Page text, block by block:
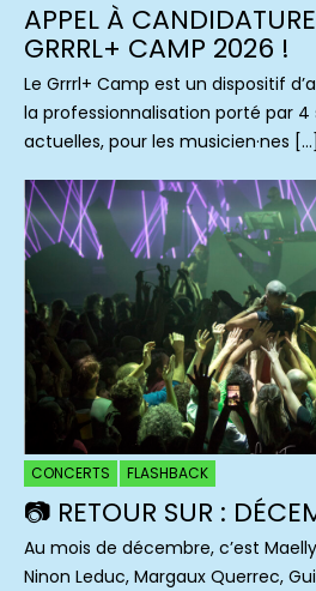
APPEL À
GRRRL+ CAMP 2026 !
Le Grrrl+ Camp est un dispositif
la professionnalisation porté par
actuelles, pour les musicien·nes […]
CONCERTS FLASHBACK
📷 RETOUR SUR :
Au mois de décembre, c’est
Ninon Leduc, Margaux Querrec,